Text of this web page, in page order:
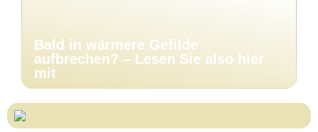
Bald in wärmere Gefilde
aufbrechen? – Lesen Sie also hier
mit